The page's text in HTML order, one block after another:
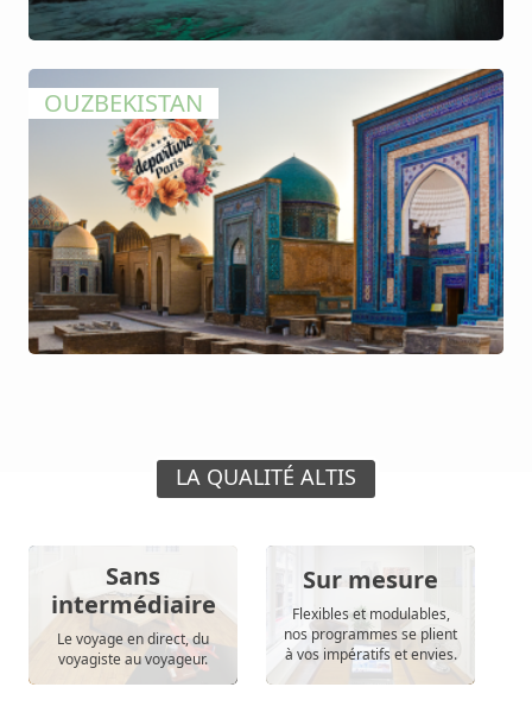
OUZBEKISTAN
LA QUALITÉ ALTIS
Sans
intermédiaire
Le voyage en direct, du
voyagiste au voyageur.
Sur mesure
Flexibles et modulables,
nos programmes se plient
à vos impératifs et envies.